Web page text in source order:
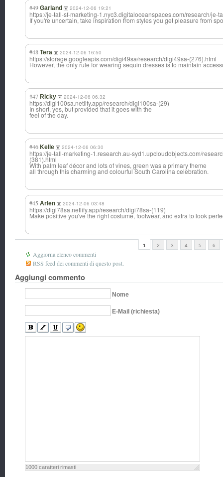
#49 Garland 2024-12-06 19:21
https://je-tall-sf-marketing-1.nyc3.digitaloceanspaces.com/research/je-
If you're uncertain, take inspiration from styles you get pleasure from
#48 Tera 2024-12-06 16:50
https://storage.googleapis.com/digi49sa/research/digi49sa-(276).html
However, the only rule for wearing sequin dresses is to maintain
#47 Ricky 2024-12-06 06:32
https://digi100sa.netlify.app/research/digi100sa-(29)
In short, yes, but provided that it goes with the
feel of the day.
#46 Kelle 2024-12-06 06:30
https://je-tall-marketing-1.research.au-syd1.upcloudobjects.com/
(381).html
With palm leaf décor and lots of vines, green was a primary theme
all through this charming and colourful South Carolina celebration.
#45 Arlen 2024-12-06 03:48
https://digi78sa.netlify.app/research/digi78sa-(119)
Make positive you've the right costume, footwear, and extra to look
1 2 3 4 5 6
Aggiorna elenco commenti
RSS feed dei commenti di questo post.
Aggiungi commento
Nome
E-Mail (richiesta)
1000 caratteri rimasti